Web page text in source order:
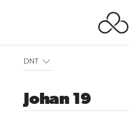
DNT
Johan 19